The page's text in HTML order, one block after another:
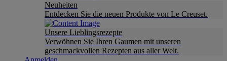
Neuheiten
Entdecken Sie die neuen Produkte von Le Creuset.
Unsere Lieblingsrezepte
Verwöhnen Sie Ihren Gaumen mit unseren
geschmackvollen Rezepten aus aller Welt.